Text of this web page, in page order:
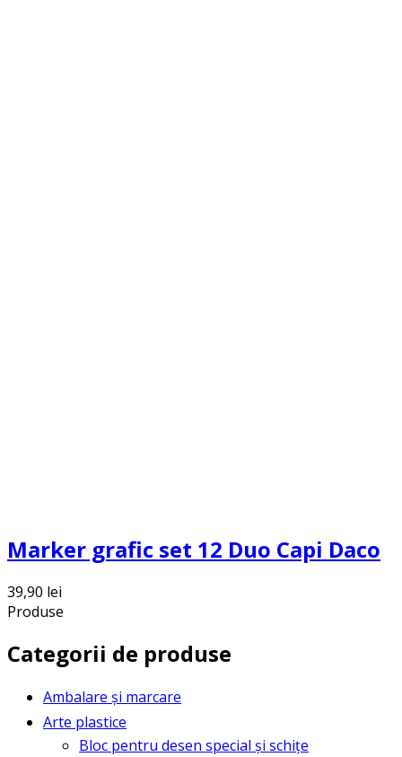
Marker grafic set 12 Duo Capi Daco
39,90 lei
Produse
Categorii de produse
Ambalare și marcare
Arte plastice
Bloc pentru desen special și schițe